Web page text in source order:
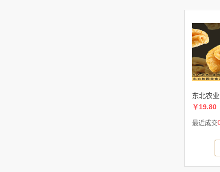
东北农
￥19.80
最近成交